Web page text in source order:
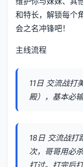
和特长，解锁每个
会之名冲锋吧！
主线流程
11日 交流战打
殿），基本必输
18日 交流战打
次，哥哥用必
打过。打完后